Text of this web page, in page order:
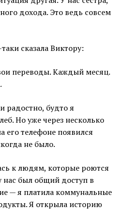
дохода. Это ведь совсем
сказала Виктору:
переводы. Каждый месяц.
радостно, будто я
Но уже через несколько
его телефоне появился
не было.
к людям, которые роются
нас был общий доступ в
— я платила коммунальные
Я открыла историю